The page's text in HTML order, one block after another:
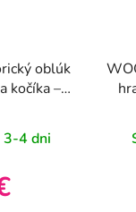
oblúk
kočíka –
3-4 dni